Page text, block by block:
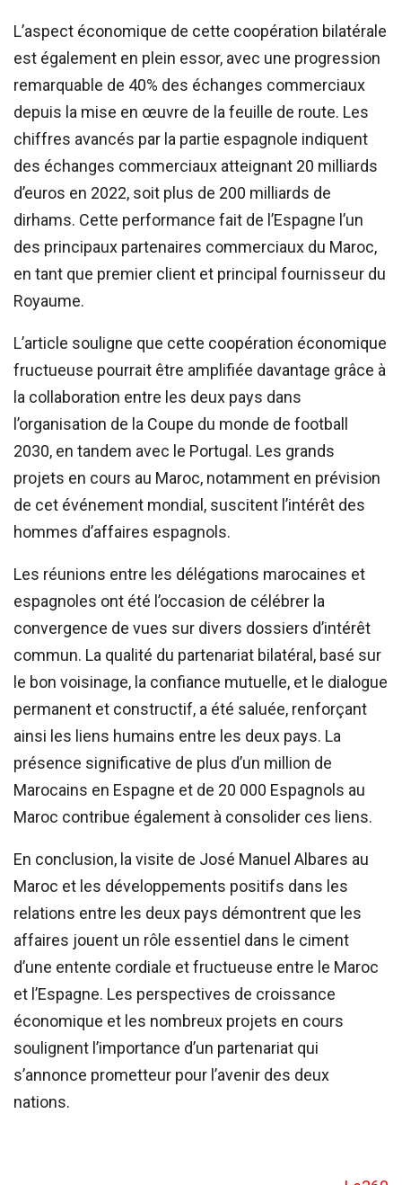
L’aspect économique de cette coopération bilatérale
est également en plein essor, avec une progression
remarquable de 40% des échanges commerciaux
depuis la mise en œuvre de la feuille de route. Les
chiffres avancés par la partie espagnole indiquent
des échanges commerciaux atteignant 20 milliards
d’euros en 2022, soit plus de 200 milliards de
dirhams. Cette performance fait de l’Espagne l’un
des principaux partenaires commerciaux du Maroc,
en tant que premier client et principal fournisseur du
Royaume.
L’article souligne que cette coopération économique
fructueuse pourrait être amplifiée davantage grâce à
la collaboration entre les deux pays dans
l’organisation de la Coupe du monde de football
2030, en tandem avec le Portugal. Les grands
projets en cours au Maroc, notamment en prévision
de cet événement mondial, suscitent l’intérêt des
hommes d’affaires espagnols.
Les réunions entre les délégations marocaines et
espagnoles ont été l’occasion de célébrer la
convergence de vues sur divers dossiers d’intérêt
commun. La qualité du partenariat bilatéral, basé sur
le bon voisinage, la confiance mutuelle, et le dialogue
permanent et constructif, a été saluée, renforçant
ainsi les liens humains entre les deux pays. La
présence significative de plus d’un million de
Marocains en Espagne et de 20 000 Espagnols au
Maroc contribue également à consolider ces liens.
En conclusion, la visite de José Manuel Albares au
Maroc et les développements positifs dans les
relations entre les deux pays démontrent que les
affaires jouent un rôle essentiel dans le ciment
d’une entente cordiale et fructueuse entre le Maroc
et l’Espagne. Les perspectives de croissance
économique et les nombreux projets en cours
soulignent l’importance d’un partenariat qui
s’annonce prometteur pour l’avenir des deux
nations.